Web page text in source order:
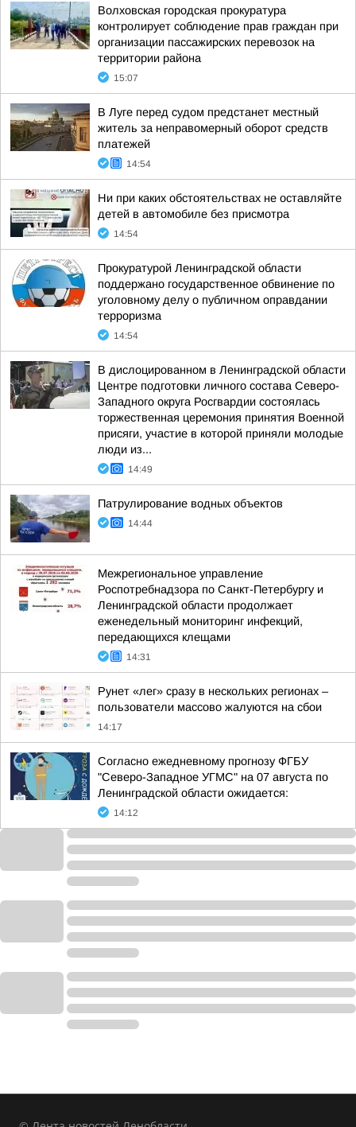
Волховская городская прокуратура
контролирует соблюдение прав граждан при
организации пассажирских перевозок на
территории района
15:07
В Луге перед судом предстанет местный
житель за неправомерный оборот средств
платежей
14:54
Ни при каких обстоятельствах не оставляйте
детей в автомобиле без присмотра
14:54
Прокуратурой Ленинградской области
поддержано государственное обвинение по
уголовному делу о публичном оправдании
терроризма
14:54
В дислоцированном в Ленинградской области
Центре подготовки личного состава Северо-
Западного округа Росгвардии состоялась
торжественная церемония принятия Военной
присяги, участие в которой приняли молодые
люди из...
14:49
Патрулирование водных объектов
14:44
Межрегиональное управление
Роспотребнадзора по Санкт-Петербургу и
Ленинградской области продолжает
еженедельный мониторинг инфекций,
передающихся клещами
14:31
Рунет «лег» сразу в нескольких регионах –
пользователи массово жалуются на сбои
14:17
Согласно ежедневному прогнозу ФГБУ
"Северо-Западное УГМС" на 07 августа по
Ленинградской области ожидается:
14:12